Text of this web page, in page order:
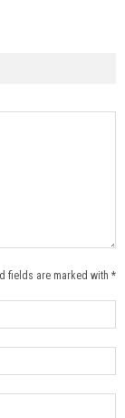
fields are marked with *